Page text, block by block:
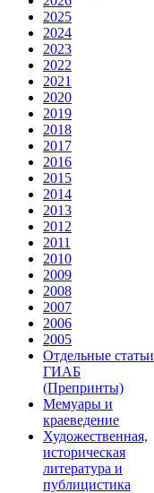
2025
2024
2023
2022
2021
2020
2019
2018
2017
2016
2015
2014
2013
2012
2011
2010
2009
2008
2007
2006
2005
Отдельные статьи
ГИАБ
(Препринты)
Мемуары и
краеведение
Художественная,
историческая
литература и
публицистика